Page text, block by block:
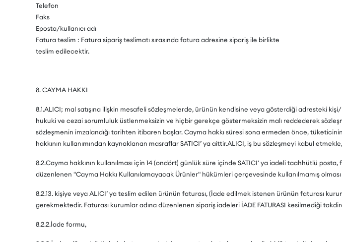
Telefon
Faks
Eposta/kullanıcı adı
Fatura teslim : Fatura sipariş teslimatı sırasında fatura adresine sipariş ile birlikte
teslim edilecektir.
8. CAYMA HAKKI
8.1.ALICI; mal satışına ilişkin mesafeli sözleşmelerde, ürünün kendisine veya gösterdiği adresteki
hukuki ve cezai sorumluluk üstlenmeksizin ve hiçbir gerekçe göstermeksizin malı reddederek
sözleşmenin imzalandığı tarihten itibaren başlar. Cayma hakkı süresi sona ermeden önce,
hakkının kullanımından kaynaklanan masraflar SATICI’ ya aittir.ALICI, iş bu sözleşmeyi kabul
8.2.Cayma hakkının kullanılması için 14 (ondört) günlük süre içinde SATICI' ya iadeli taahhütlü
düzenlenen "Cayma Hakkı Kullanılamayacak Ürünler" hükümleri çerçevesinde kullanılmamış olması
8.2.13. kişiye veya ALICI’ ya teslim edilen ürünün faturası, (İade edilmek istenen ürünün faturası
gerekmektedir. Faturası kurumlar adına düzenlenen sipariş iadeleri İADE FATURASI kesilmediği
8.2.2.İade formu,